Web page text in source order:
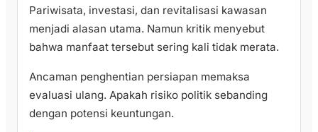
Pariwisata, investasi, dan revitalisasi kawasan
menjadi alasan utama. Namun kritik menyebut
bahwa manfaat tersebut sering kali tidak merata.
Ancaman penghentian persiapan memaksa
evaluasi ulang. Apakah risiko politik sebanding
dengan potensi keuntungan.